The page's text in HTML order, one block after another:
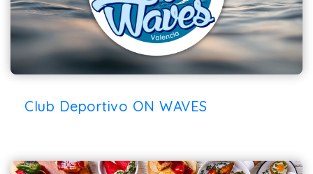
Club Deportivo ON WAVES